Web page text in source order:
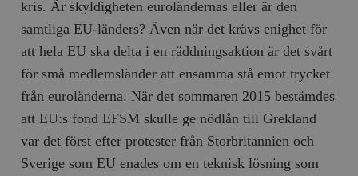
kris. Är skyldigheten euroländernas eller är den
samtliga EU-länders? Även när det krävs enighet för
att hela EU ska delta i en räddningsaktion är det svårt
för små medlemsländer att ensamma stå emot trycket
från euroländerna. När det sommaren 2015 bestämdes
att EU:s fond EFSM skulle ge nödlån till Grekland
var det först efter protester från Storbritannien och
Sverige som EU enades om en teknisk lösning som